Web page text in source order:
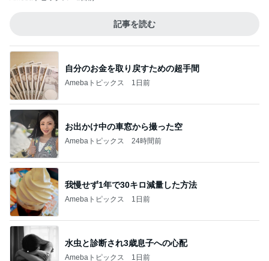
記事を読む
自分のお金を取り戻すための超手間
Amebaトピックス 1日前
お出かけ中の車窓から撮った空
Amebaトピックス 24時間前
我慢せず1年で30キロ減量した方法
Amebaトピックス 1日前
水虫と診断され3歳息子への心配
Amebaトピックス 1日前